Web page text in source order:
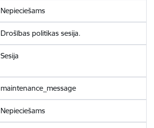
Nepieciešams
Drošības politikas sesija.
Sesija
maintenance_message
Nepieciešams